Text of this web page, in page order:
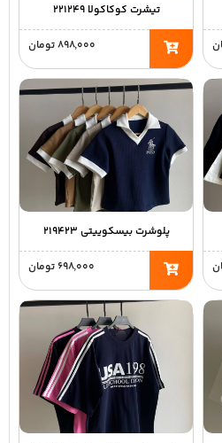
تیشرت کوکاکولا ۲۲۱۲۴۹
۸۹۸,۰۰۰تومان
پلوشرت بیسکوییتی ۲۱۹۴۲۳
۶۹۸,۰۰۰ تومان